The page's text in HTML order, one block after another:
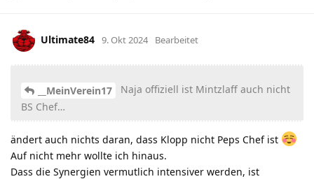
Ultimate84 9. Okt 2024 Bearbeitet
__MeinVerein17
Naja offiziell ist Mintzlaff auch nicht
BS Chef…
ändert auch nichts daran, dass Klopp nicht Peps Chef ist
Auf nicht mehr wollte ich hinaus.
Dass die Synergien vermutlich intensiver werden, ist